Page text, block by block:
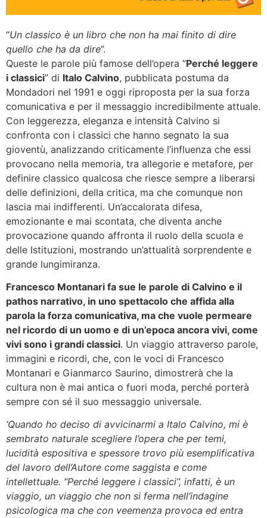
“Un classico è un libro che non ha mai finito di dire
quello che ha da dire”.
Queste le parole più famose dell’opera “Perché leggere
i classici” di Italo Calvino, pubblicata postuma da
Mondadori nel 1991 e oggi riproposta per la sua forza
comunicativa e per il messaggio incredibilmente attuale.
Con leggerezza, eleganza e intensità Calvino si
confronta con i classici che hanno segnato la sua
gioventù, analizzando criticamente l’influenza che essi
provocano nella memoria, tra allegorie e metafore, per
definire classico qualcosa che riesce sempre a liberarsi
delle definizioni, della critica, ma che comunque non
lascia mai indifferenti. Un’accalorata difesa,
emozionante e mai scontata, che diventa anche
provocazione quando affronta il ruolo della scuola e
delle Istituzioni, mostrando un’attualità sorprendente e
grande lungimiranza.
Francesco Montanari fa sue le parole di Calvino e il
pathos narrativo, in uno spettacolo che affida alla
parola la forza comunicativa, ma che vuole permeare
nel ricordo di un uomo e di un’epoca ancora vivi, come
vivi sono i grandi classici. Un viaggio attraverso parole,
immagini e ricordi, che, con le voci di Francesco
Montanari e Gianmarco Saurino, dimostrerà che la
cultura non è mai antica o fuori moda, perché porterà
sempre con sé il suo messaggio universale.
‘Quando ho deciso di avvicinarmi a Italo Calvino, mi è
sembrato naturale scegliere l’opera che per temi,
lucidità espositiva e spessore trovo più esemplificativa
del lavoro dell’Autore come saggista e come
intellettuale. “Perché leggere i classici”, infatti, è un
viaggio, un viaggio che non si ferma nell’indagine
psicologica ma che con veemenza provoca ed entra